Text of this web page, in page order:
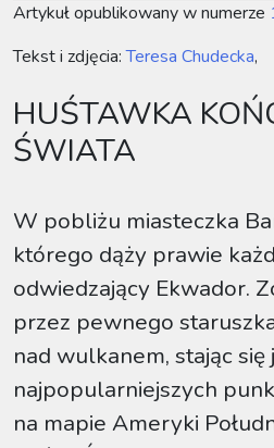
Artykuł opublikowany w numerze
Tekst i zdjęcia:Teresa Chudecka,
HUŚTAWKA
ŚWIATA
W pobliżu miasteczka
którego dąży prawie
odwiedzający Ekwador.
przez pewnego
nad wulkanem, stając się
najpopularniejszych
na mapie Ameryki